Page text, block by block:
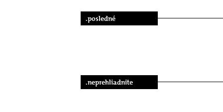
.posledné
.neprehliadnite